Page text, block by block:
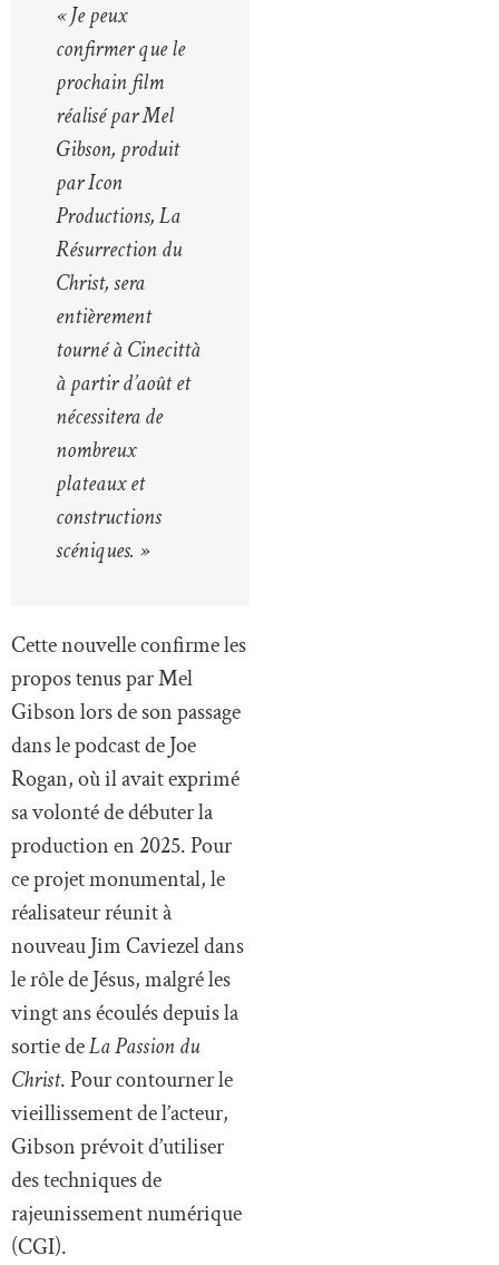
« Je peux
confirmer que le
prochain film
réalisé par Mel
Gibson, produit
par Icon
Productions, La
Résurrection du
Christ, sera
entièrement
tourné à Cinecittà
à partir d’août et
nécessitera de
nombreux
plateaux et
constructions
scéniques. »
Cette nouvelle confirme les
propos tenus par Mel
Gibson lors de son passage
dans le podcast de Joe
Rogan, où il avait exprimé
sa volonté de débuter la
production en 2025. Pour
ce projet monumental, le
réalisateur réunit à
nouveau Jim Caviezel dans
le rôle de Jésus, malgré les
vingt ans écoulés depuis la
sortie deLa Passion du
Christ. Pour contourner le
vieillissement de l’acteur,
Gibson prévoit d’utiliser
des techniques de
rajeunissement numérique
(CGI).